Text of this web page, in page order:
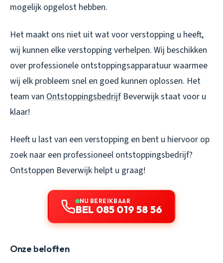
mogelijk opgelost hebben.
Het maakt ons niet uit wat voor verstopping u heeft,
wij kunnen elke verstopping verhelpen. Wij beschikken
over professionele ontstoppingsapparatuur waarmee
wij elk probleem snel en goed kunnen oplossen. Het
team van Ontstoppingsbedrijf Beverwijk staat voor u
klaar!
Heeft u last van een verstopping en bent u hiervoor op
zoek naar een professioneel ontstoppingsbedrijf?
Ontstoppen Beverwijk helpt u graag!
NU BEREIKBAAR
BEL 085 019 58 56
Onze beloften